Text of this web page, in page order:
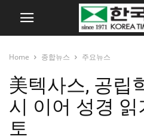
Home 종합뉴스 주요뉴스
美텍사스, 공립
시 이어 성경 읽
토